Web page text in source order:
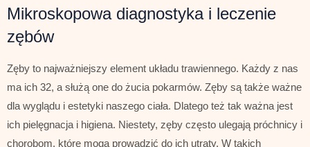
Mikroskopowa diagnostyka i leczenie
zębów
Zęby to najważniejszy element układu trawiennego. Każdy z nas
ma ich 32, a służą one do żucia pokarmów. Zęby są także ważne
dla wyglądu i estetyki naszego ciała. Dlatego też tak ważna jest
ich pielęgnacja i higiena. Niestety, zęby często ulegają próchnicy i
chorobom, które mogą prowadzić do ich utraty. W takich